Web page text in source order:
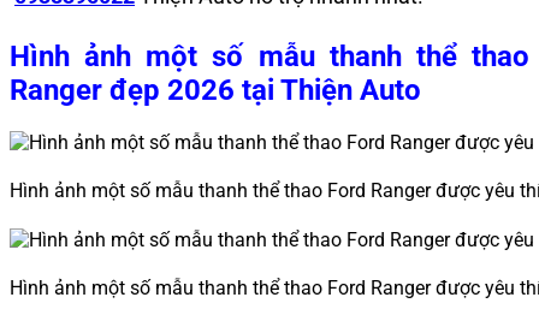
Hình ảnh một số mẫu thanh thể thao
Ranger đẹp 2026 tại Thiện Auto
Hình ảnh một số mẫu thanh thể thao Ford Ranger được yêu
Hình ảnh một số mẫu thanh thể thao Ford Ranger được yêu